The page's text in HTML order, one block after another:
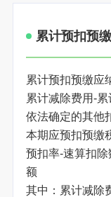
累计预扣预
累计预扣预缴应
累计减除费用-
依法确定的其他
本期应预扣预缴
预扣率-速算扣
额
其中：累计减除